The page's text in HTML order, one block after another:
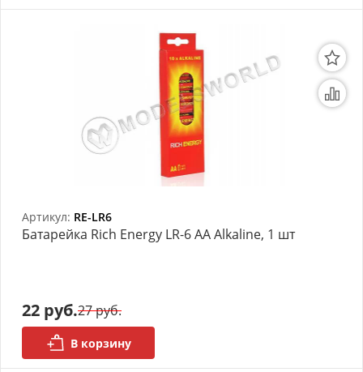
Артикул: RE-LR6
Батарейка Rich Energy LR-6 AA Alkaline, 1 шт
22 руб.27 руб.
В корзину